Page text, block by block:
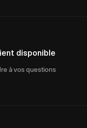
disponible
à vos questions